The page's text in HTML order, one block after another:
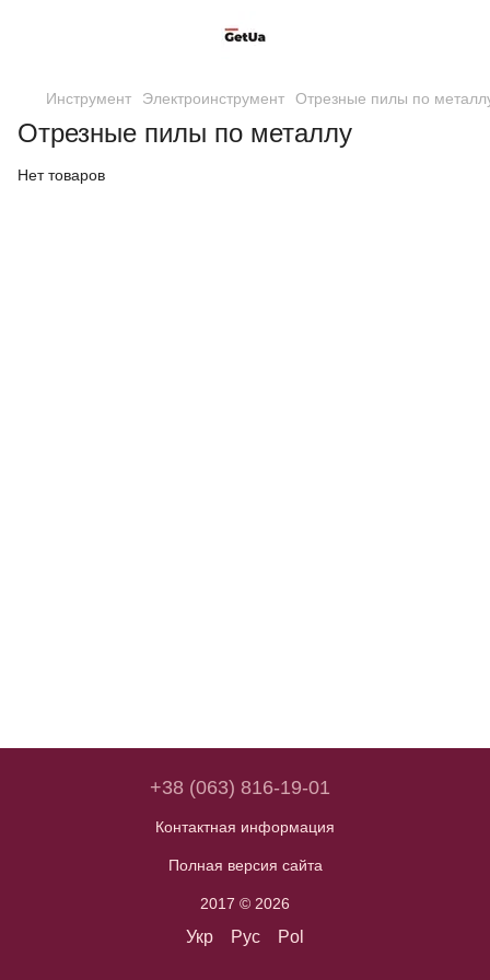
Инструмент Электроинструмент Отрезные пилы по
Отрезные пилы по металлу
Нет товаров
+38 (063) 816-19-01
Контактная информация
Полная версия сайта
2017 © 2026
Укр Рус Pol